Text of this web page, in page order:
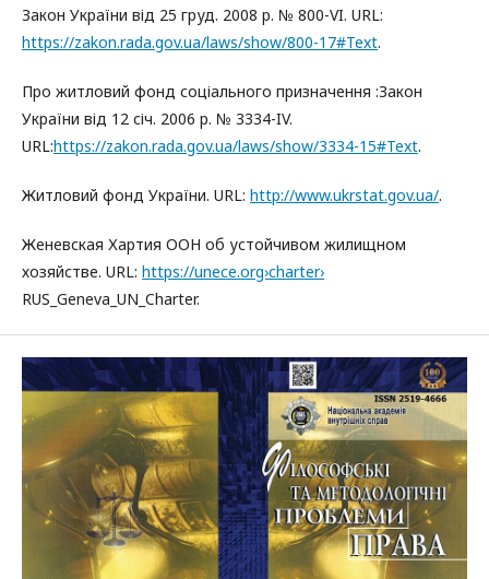
Закон України від 25 груд. 2008 р. № 800-VI. URL:
https://zakon.rada.gov.ua/laws/show/800-17#Text.
Про житловий фонд соціального призначення :Закон
України від 12 січ. 2006 р. № 3334-IV.
URL:https://zakon.rada.gov.ua/laws/show/3334-15#Text.
Житловий фонд України. URL: http://www.ukrstat.gov.ua/.
Женевская Хартия ООН об устойчивом жилищном
хозяйстве. URL: https://unece.org›charter›
RUS_Geneva_UN_Charter.